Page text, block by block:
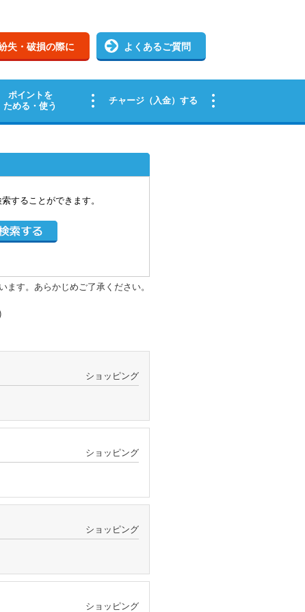
することができます。
す。あらかじめご了承ください。
ショッピング
ショッピング
ショッピング
ショッピング